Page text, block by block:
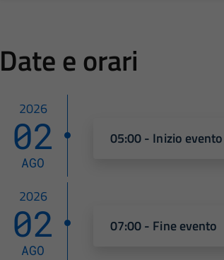
Date e orari
2026
02
AGO
05:00 - Inizio evento
2026
02
AGO
07:00 - Fine evento